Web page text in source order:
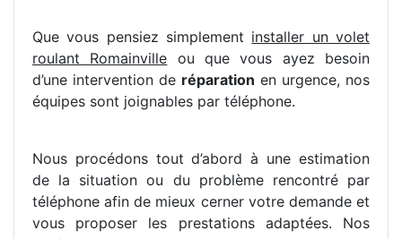
Que vous pensiez simplement installer un volet
roulant Romainville ou que vous ayez besoin
d’une intervention de réparation en urgence, nos
équipes sont joignables par téléphone.
Nous procédons tout d’abord à une estimation
de la situation ou du problème rencontré par
téléphone afin de mieux cerner votre demande et
vous proposer les prestations adaptées. Nos